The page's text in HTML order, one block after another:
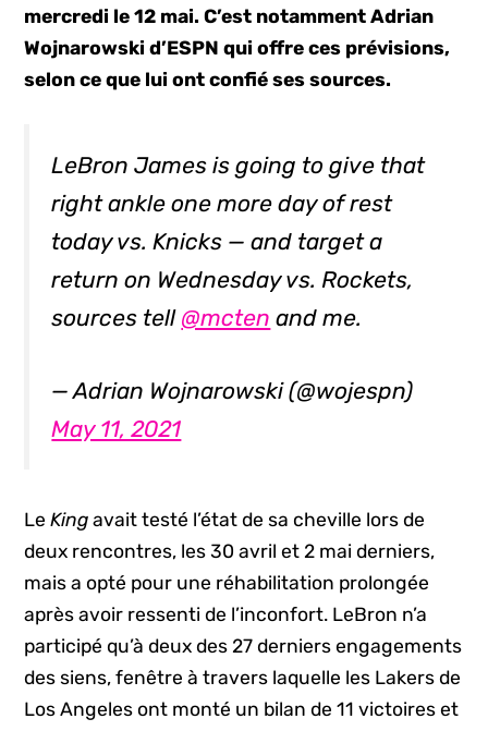
mercredi le 12 mai. C’est notamment Adrian
Wojnarowski d’ESPN qui offre ces prévisions,
selon ce que lui ont confié ses sources.
LeBron James is going to give that
right ankle one more day of rest
today vs. Knicks — and target a
return on Wednesday vs. Rockets,
sources tell @mcten and me.
— Adrian Wojnarowski (@wojespn)
May 11, 2021
LeKing avait testé l’état de sa cheville lors de
deux rencontres, les 30 avril et 2 mai derniers,
mais a opté pour une réhabilitation prolongée
après avoir ressenti de l’inconfort. LeBron n’a
participé qu’à deux des 27 derniers engagements
des siens, fenêtre à travers laquelle les Lakers de
Los Angeles ont monté un bilan de 11 victoires et